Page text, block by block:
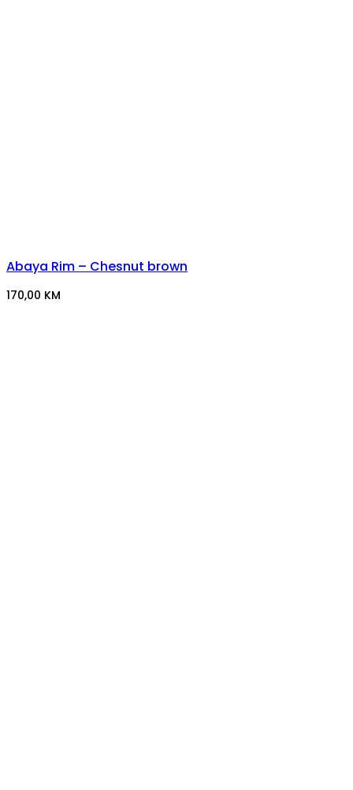
Abaya Rim – Chesnut brown
170,00 KM